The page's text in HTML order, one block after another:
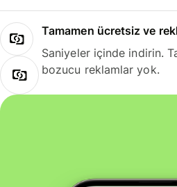
Tamamen ücretsiz ve
Saniyeler içinde indirin.
bozucu reklamlar yok.